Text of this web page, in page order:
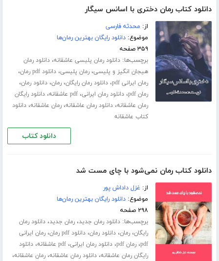
دانلود کتاب رمان دختری با اسانس سیگار
از: محدثه فارسی
موضوع:دانلود رایگان بهترین رمان‌ها
۳۵۹ صفحه
برچسب‌ها:دانلود رمان پلیسی عاشقانه،دانلود رمان
هیجان انگیز و پلیسی،رمان پلیسی،دانلود pdf رمان ،
رمان ایرانی pdf ،دانلود رمان رایگان،رمان،دانلود رمان،
رمان pdf ،دانلود رمان ایرانی،pdf عاشقانه ،دانلود رایگان
رمان عاشقانه،دانلود رمان عاشقانه،رمان عاشقانه،دانلود
کتاب عاشقانه
دانلود کتاب
دانلود کتاب رمان نمی‌شود با چای مست شد
از: غزل داداش پور
موضوع:دانلود رایگان بهترین رمان‌ها
۲۹۸ صفحه
برچسب‌ها:دانلود رمان جدید،رمان جدید،دانلود رمان
رایگان،رمان،دانلود رمان،دانلود pdf رمان ،رمان ایرانی
pdf،رمان pdf ،دانلود رمان ایرانی،pdf عاشقانه ،دانلود
رایگان رمان عاشقانه،دانلود رمان عاشقانه،رمان عاشقانه،